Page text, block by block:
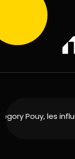
Pouy, les